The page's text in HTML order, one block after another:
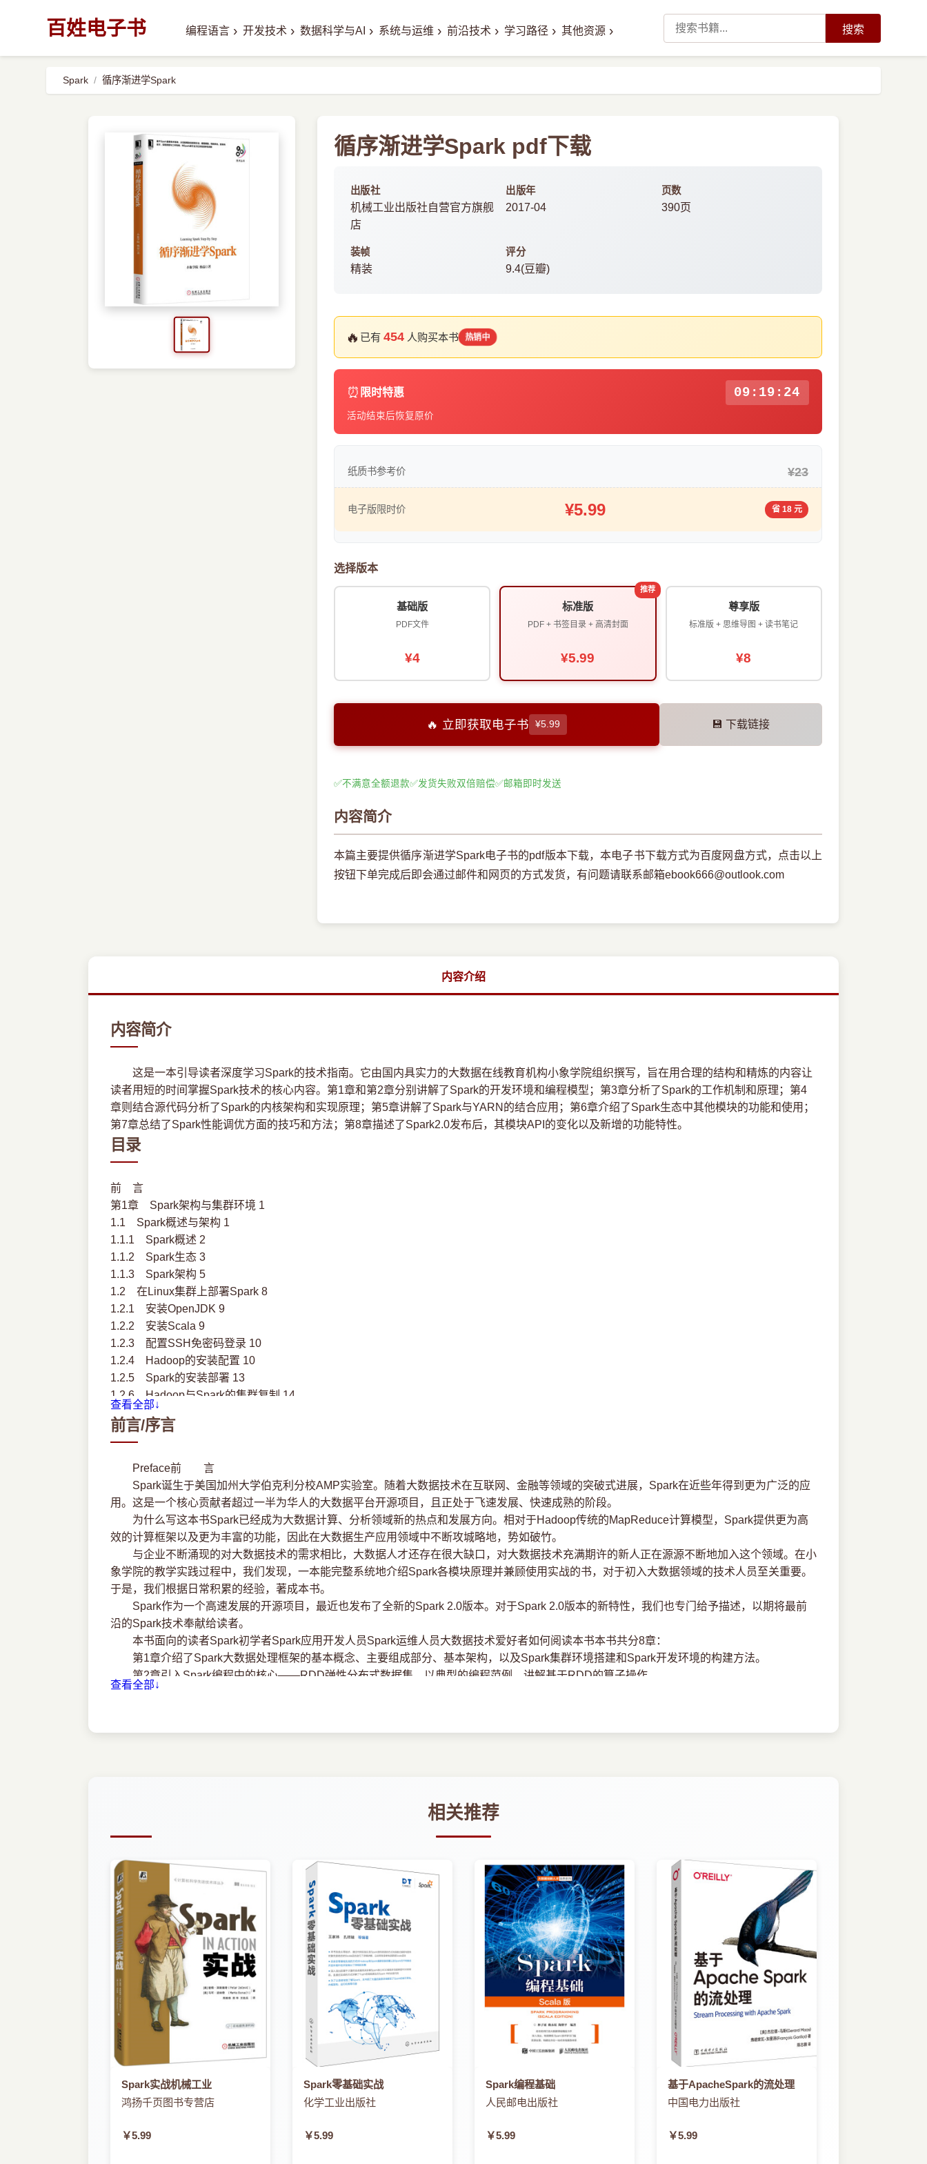
百姓电子书 编程语言 › 开发技术 › 数据科学与AI › 系统与运维 › 前沿技术 › 学习路径 › 其他资源 › 搜索
Spark 循序渐进学Spark
循序渐进学Spark pdf下载
出版社
机械工业出版社自营官方旗舰
店
出版年
2017-04
页数
390页
装帧
精装
评分
9.4(豆瓣)
🔥 已有 454人购买本书 热销中
⏰ 限时特惠 09:19:23
活动结束后恢复原价
纸质书参考价 ¥23
电子版限时价 ¥5.99 省 18 元
选择版本
基础版
PDF文件
¥4
推荐
标准版
PDF + 书签目录 + 高清封面
¥5.99
尊享版
标准版 + 思维导图 + 读书笔记
¥8
🔥 立即获取电子书 ¥5.99 💾 下载链接
✅不满意全额退款✅发货失败双倍赔偿✅邮箱即时发送
内容简介
本篇主要提供循序渐进学Spark电子书的pdf版本下载，本电子书下载方式为百度网盘方式，点击以上
按钮下单完成后即会通过邮件和网页的方式发货，有问题请联系邮箱ebook666@outlook.com
内容介绍
内容简介
这是一本引导读者深度学习Spark的技术指南。它由国内具实力的大数据在线教育机构小象学院组织撰写，旨在用合理的结构和精炼的内容让
读者用短的时间掌握Spark技术的核心内容。第1章和第2章分别讲解了Spark的开发环境和编程模型；第3章分析了Spark的工作机制和原理；第4
章则结合源代码分析了Spark的内核架构和实现原理；第5章讲解了Spark与YARN的结合应用；第6章介绍了Spark生态中其他模块的功能和使用；
第7章总结了Spark性能调优方面的技巧和方法；第8章描述了Spark2.0发布后，其模块API的变化以及新增的功能特性。
目录
前 言
第1章 Spark架构与集群环境 1
1.1 Spark概述与架构 1
1.1.1 Spark概述 2
1.1.2 Spark生态 3
1.1.3 Spark架构 5
1.2 在Linux集群上部署Spark 8
1.2.1 安装OpenJDK 9
1.2.2 安装Scala 9
1.2.3 配置SSH免密码登录 10
1.2.4 Hadoop的安装配置 10
1.2.5 Spark的安装部署 13
1.2.6 Hadoop与Spark的集群复制 14
1.3 Spark 集群试运行 15
1.4 Intellij IDEA的安装与配置 17
1.4.1 Intellij的安装 17
1.4.2 Intellij的配置 17
1.5 Eclipse IDE的安装与配置 18
1.6 使用Spark Shell开发运行Spark程序 19
1.7 本章小结 20
第2章 Spark 编程模型 21
2.1 RDD弹性分布式数据集 21
2.1.1 RDD简介 22
2.1.2 深入理解RDD 22
2.1.3 RDD特性总结 24
2.2 Spark程序模型 25
2.3 Spark算子 26
2.3.1 算子简介 26
2.3.2 Value型Transmation算子 27
2.3.3 Key-Value型Transmation算子 32
3.2.2 job的调度 43
3.2.3 stage（调度阶段）和TasksetManager的调度 46
3.2.4 task的调度 50
3.3 Spark存储与I/O 52
3.3.1 Spark存储系统概览 52
3.3.2 BlockManager中的通信 54
3.4 Spark通信机制 54
3.4.1 分布式通信方式 54
3.4.2 通信框架AKKA 56
3.4.3 Client、Master和Worker之间的通信 57
3.5 容错机制及依赖 65
3.5.1 Lineage（血统）机制 66
3.5.2 Checkpoint（检查点）机制 68
3.6 Shuffle机制 70
3.6.1 什么是Shuffle 70
3.7 本章小结 78
查看全部↓
前言/序言
Preface前 言
Spark诞生于美国加州大学伯克利分校AMP实验室。随着大数据技术在互联网、金融等领域的突破式进展，Spark在近些年得到更为广泛的应
用。这是一个核心贡献者超过一半为华人的大数据平台开源项目，且正处于飞速发展、快速成熟的阶段。
为什么写这本书Spark已经成为大数据计算、分析领域新的热点和发展方向。相对于Hadoop传统的MapReduce计算模型，Spark提供更为高
效的计算框架以及更为丰富的功能，因此在大数据生产应用领域中不断攻城略地，势如破竹。
与企业不断涌现的对大数据技术的需求相比，大数据人才还存在很大缺口，对大数据技术充满期许的新人正在源源不断地加入这个领域。在小
象学院的教学实践过程中，我们发现，一本能完整系统地介绍Spark各模块原理并兼顾使用实战的书，对于初入大数据领域的技术人员至关重要。
于是，我们根据日常积累的经验，著成本书。
Spark作为一个高速发展的开源项目，最近也发布了全新的Spark 2.0版本。对于Spark 2.0版本的新特性，我们也专门给予描述，以期将最前
沿的Spark技术奉献给读者。
本书面向的读者Spark初学者Spark应用开发人员Spark运维人员大数据技术爱好者如何阅读本书本书共分8章：
第1章介绍了Spark大数据处理框架的基本概念、主要组成部分、基本架构，以及Spark集群环境搭建和Spark开发环境的构建方法。
第2章引入Spark编程中的核心——RDD弹性分布式数据集，以典型的编程范例，讲解基于RDD的算子操作。
第3章主要讲述了Spark的工作机制与原理，剖析了Spark的提交和执行时的具体机制，重点强调了Spark程序的宏观执行过程。此外，更深入
式计算的模块Spark Streaming。之后，讲解了Spark R的基本概念及操作。 最后针对机器学习的流行趋势，重点介绍了Spark MLlib的架构及编程
础上进一步思考和探索。
第8章描述了Spark 2.0.0发布之后，Spark Core、Spark SQL、MLlib、Spark Streaming、Spark R等模块API的变化以及新增的功能特性等。
对于变化较大的Spark SQL，书中用实际的代码样例更详细地说明和讲解了SparkSession、结构化Streaming等新特性。
对于Spark的初学者或希望从零开始详细了解Spark技术的读者，请从第1章开始通读全书；对于有一定Spark基础的研究者，可从第4章开始阅
读；如果只想了解Spark最基本的原理，阅读第1～3章即可。
资源和勘误本书大量资源来源于小象学院专家团队在大数据项目开发以及Spark教学课程中的经验积累。本书内容的撰写也参考了大量官方文
档（http://spark.apache.org/）。
由于Spark技术正在飞速发展，加之笔者水平有限，书中难免存在谬误，也可能存在若干技术细节描述不详尽之处，恳请读者批评指正。欢迎
大家关注微信服务号“小象学院”，把您的意见或者建议反馈给我们。
致谢首先应该感谢Apache Spark的开源贡献者们，Spark是当今大数据领域伟大的开源项目之一，没有这一开源项目，便没有本书。
本书以小象学院git项目方式管理。感谢姜冰钰、陈超、冼茂源等每一位内容贡献者，感谢他们花费大量时间，将自己对Spark的理解加上在实
际工作、学习过程中的体会，融汇成丰富的内容。
查看全部↓
相关推荐
Spark实战机械工业
鸿扬千页图书专营店
￥5.99
Spark零基础实战
化学工业出版社
￥5.99
Spark编程基础
人民邮电出版社
￥5.99
基于ApacheSpark的流处理
中国电力出版社
￥5.99